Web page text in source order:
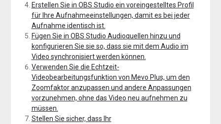
Erstellen Sie in OBS Studio ein voreingestelltes Profil
für Ihre Aufnahmeeinstellungen, damit es bei jeder
Aufnahme identisch ist.
Fügen Sie in OBS Studio Audioquellen hinzu und
konfigurieren Sie sie so, dass sie mit dem Audio im
Video synchronisiert werden können.
Verwenden Sie die Echtzeit-
Videobearbeitungsfunktion von Mevo Plus, um den
Zoomfaktor anzupassen und andere Anpassungen
vorzunehmen, ohne das Video neu aufnehmen zu
müssen.
Stellen Sie sicher, dass Ihr